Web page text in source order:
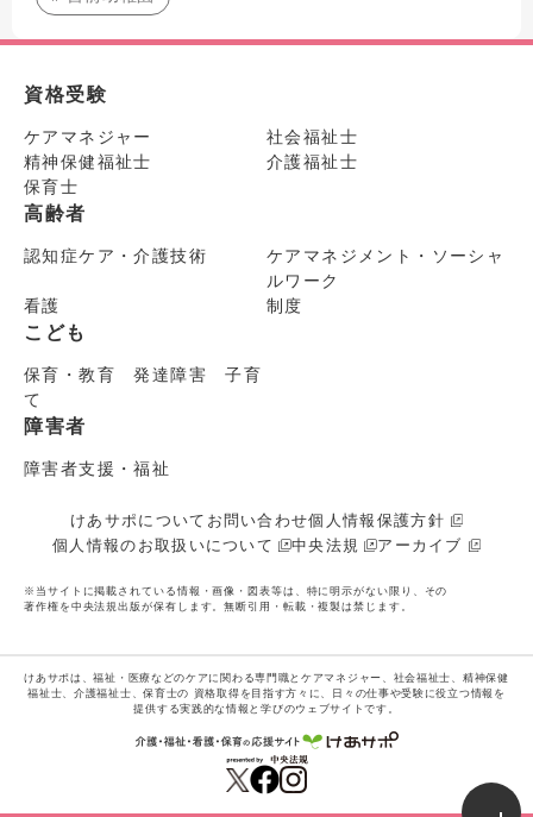
資格受験
ケアマネジャー
社会福祉士
精神保健福祉士
介護福祉士
保育士
高齢者
認知症ケア・介護技術
ケアマネジメント・ソーシャ
ルワーク
看護
制度
こども
保育・教育 発達障害 子育
て
障害者
障害者支援・福祉
けあサポについて お問い合わせ個人情報保護方針
個人情報のお取扱いについて
中央法規 アーカイブ
※当サイトに掲載されている情報・画像・図表等は、特に明示がない限り、その
著作権を中央法規出版が保有します。無断引用・転載・複製は禁じます。
けあサポは、福祉・医療などのケアに関わる専門職とケアマネジャー、社会福祉士、精神保健
福祉士、介護福祉士、保育士の 資格取得を目指す方々に、日々の仕事や受験に役立つ情報を
提供する実践的な情報と学びのウェブサイトです。